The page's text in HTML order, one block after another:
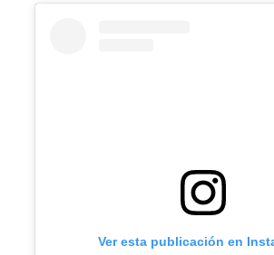
Ver esta publicación en